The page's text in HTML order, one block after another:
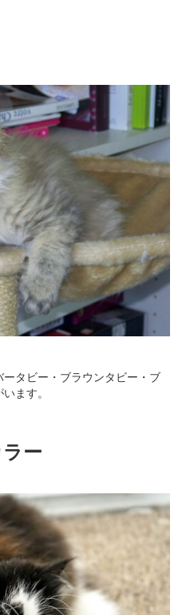
タビー・ブラウンタビー・ブ
ます。
ー